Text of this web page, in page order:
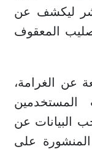
ليكشف عن
المعقوف
عن الغرامة،
المستخدمين
البيانات عن
المنشورة على